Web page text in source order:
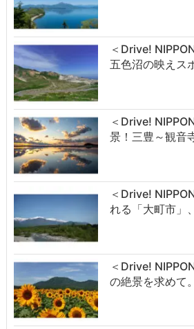
＜Drive!
五色沼の映えス
＜Drive!
景！三豊～観音
＜Drive!
れる「大町市」
＜Drive!
の絶景を求めて